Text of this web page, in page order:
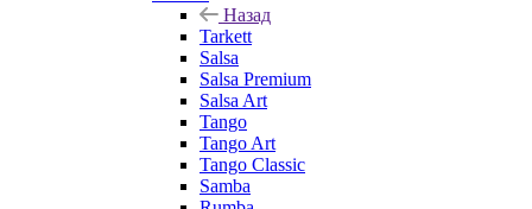
Назад
Tarkett
Salsa
Salsa Premium
Salsa Art
Tango
Tango Art
Tango Classic
Samba